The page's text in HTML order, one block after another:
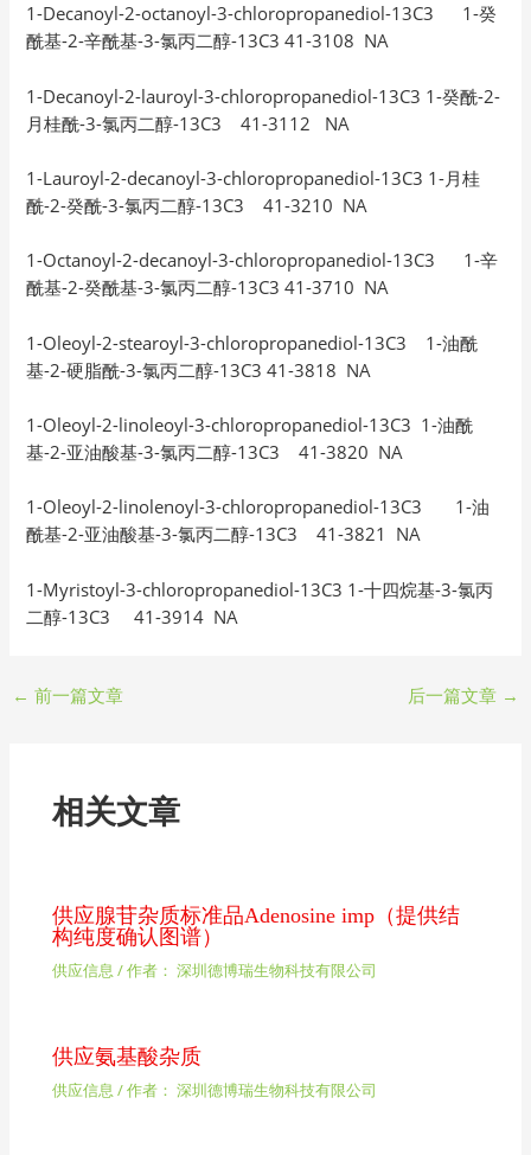
1-Decanoyl-2-octanoyl-3-chloropropanediol-13C3 1-癸
酰基-2-辛酰基-3-氯丙二醇-13C3 41-3108 NA
1-Decanoyl-2-lauroyl-3-chloropropanediol-13C3 1-癸酰-2-
月桂酰-3-氯丙二醇-13C3 41-3112 NA
1-Lauroyl-2-decanoyl-3-chloropropanediol-13C3 1-月桂
酰-2-癸酰-3-氯丙二醇-13C3 41-3210 NA
1-Octanoyl-2-decanoyl-3-chloropropanediol-13C3 1-辛
酰基-2-癸酰基-3-氯丙二醇-13C3 41-3710 NA
1-Oleoyl-2-stearoyl-3-chloropropanediol-13C3 1-油酰
基-2-硬脂酰-3-氯丙二醇-13C3 41-3818 NA
1-Oleoyl-2-linoleoyl-3-chloropropanediol-13C3 1-油酰
基-2-亚油酸基-3-氯丙二醇-13C3 41-3820 NA
1-Oleoyl-2-linolenoyl-3-chloropropanediol-13C3 1-油
酰基-2-亚油酸基-3-氯丙二醇-13C3 41-3821 NA
1-Myristoyl-3-chloropropanediol-13C3 1-十四烷基-3-氯丙
二醇-13C3 41-3914 NA
← 前一篇文章 后一篇文章 →
相关文章
供应腺苷杂质标准品Adenosine imp（提供结
构纯度确认图谱）
供应信息 / 作者： 深圳德博瑞生物科技有限公司
供应氨基酸杂质
供应信息 / 作者： 深圳德博瑞生物科技有限公司